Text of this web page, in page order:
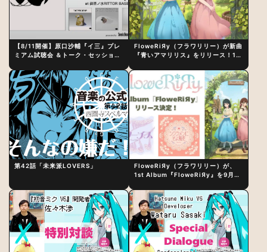
【8/11開催】原口沙輔『イ三』プレ
ミアム試聴会 ＆トーク・セッション
制作秘話
FloweRiЯy（フラワリリー）が新曲
『青いアマリリス』をリリース！1st
第42話「未来派LOVERS」
FloweRiЯy（フラワリリー）が、
1st Album『FloweRiЯy』を9月23